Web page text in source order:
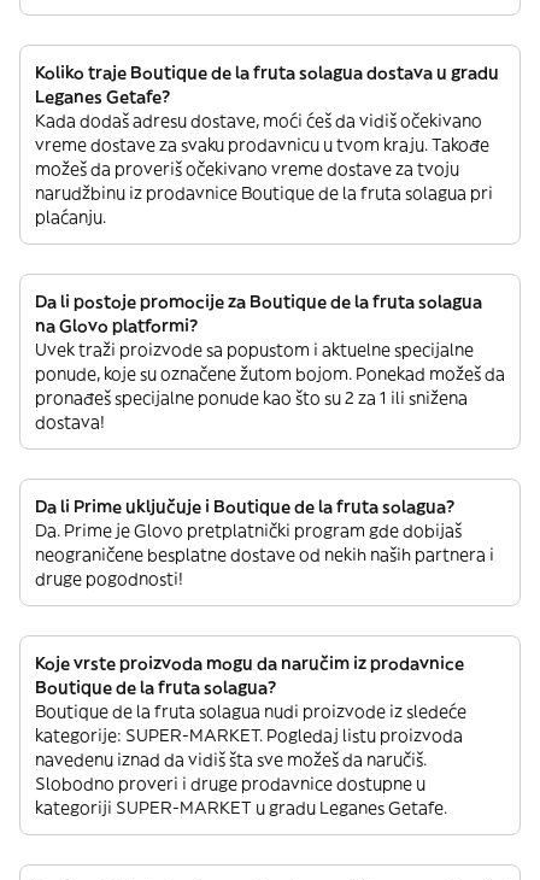
Koliko traje Boutique de la fruta solagua dostava u gradu
Leganes Getafe?
Kada dodaš adresu dostave, moći ćeš da vidiš očekivano
vreme dostave za svaku prodavnicu u tvom kraju. Takođe
možeš da proveriš očekivano vreme dostave za tvoju
narudžbinu iz prodavnice Boutique de la fruta solagua pri
plaćanju.
Da li postoje promocije za Boutique de la fruta solagua
na Glovo platformi?
Uvek traži proizvode sa popustom i aktuelne specijalne
ponude, koje su označene žutom bojom. Ponekad možeš da
pronađeš specijalne ponude kao što su 2 za 1 ili snižena
dostava!
Da li Prime uključuje i Boutique de la fruta solagua?
Da. Prime je Glovo pretplatnički program gde dobijaš
neograničene besplatne dostave od nekih naših partnera i
druge pogodnosti!
Koje vrste proizvoda mogu da naručim iz prodavnice
Boutique de la fruta solagua?
Boutique de la fruta solagua nudi proizvode iz sledeće
kategorije: SUPER-MARKET. Pogledaj listu proizvoda
navedenu iznad da vidiš šta sve možeš da naručiš.
Slobodno proveri i druge prodavnice dostupne u
kategoriji SUPER-MARKET u gradu Leganes Getafe.